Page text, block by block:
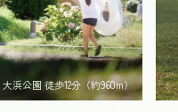
大浜公園 徒歩12分（約960m）